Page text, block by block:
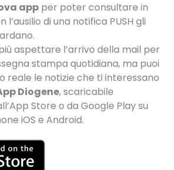
app per poter consultare in
di una notifica PUSH gli
aspettare l’arrivo della mail per
stampa quotidiana, ma puoi
reale le notizie che ti interessano
Diogene, scaricabile
Store o da Google Play su
iOS e Android.